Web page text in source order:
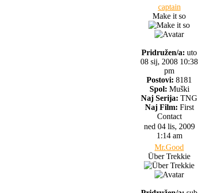
captain
Make it so
Pridružen/a: uto
08 sij, 2008 10:38
pm
Postovi: 8181
Spol: Muški
Naj Serija: TNG
Naj Film: First
Contact
ned 04 lis, 2009
1:14 am
Mr.Good
Über Trekkie